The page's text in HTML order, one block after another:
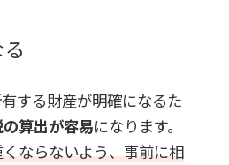
する財産が明確になるた
算出が容易になります。
ならないよう、事前に相